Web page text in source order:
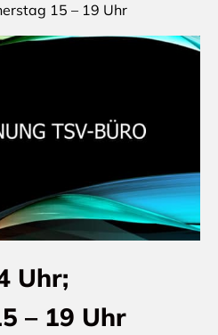
15 – 19 Uhr
Uhr;
– 19 Uhr